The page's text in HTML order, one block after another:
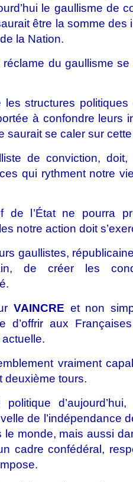
le gaullisme de
être la somme des
la Nation.
du gaullisme
structures
à confondre leurs
saurait se caler sur
de conviction,
qui rythment notre
de l’État ne pourra
notre action doit
gaullistes,
de créer les
VAINCRE et non
d’offrir aux
vraiment
deuxième tours.
de l’indépendance
monde, mais aussi
cadre confédéral,